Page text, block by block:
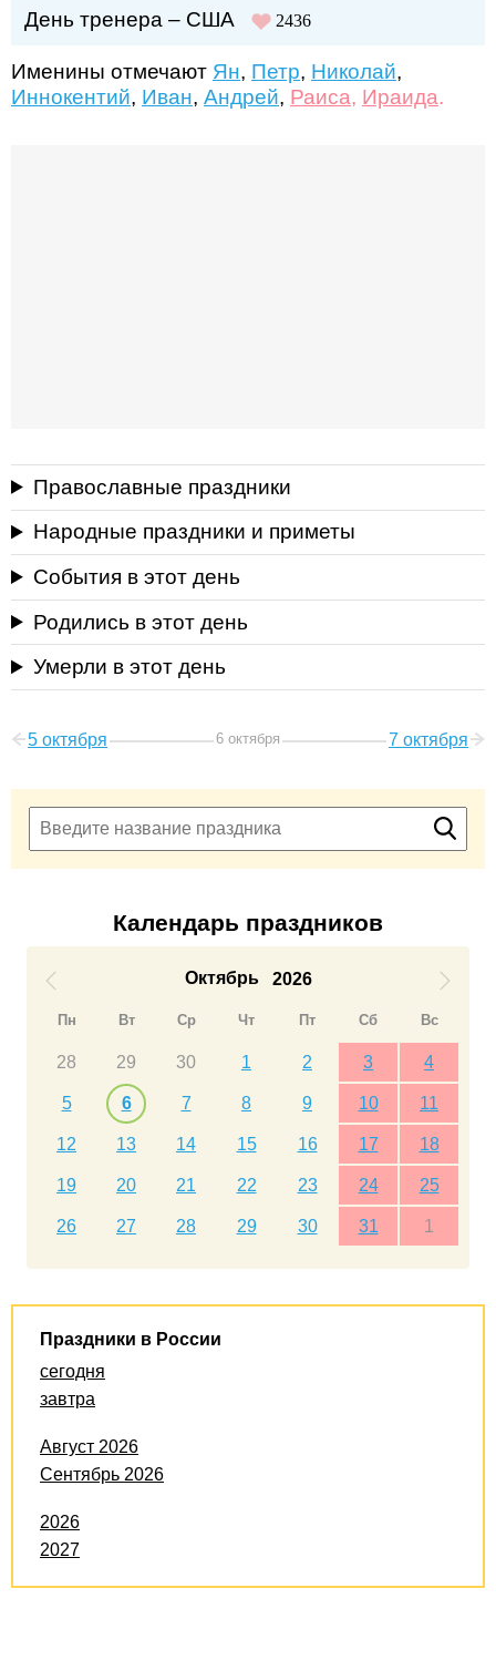
День тренера – США 2436
Именины отмечают Ян, Петр, Николай,
Иннокентий, Иван, Андрей, Раиса, Ираида.
Православные праздники
Народные праздники и приметы
События в этот день
Родились в этот день
Умерли в этот день
5 октября 6 октября 7 октября
Календарь праздников
Октябрь 2026
Пн Вт Ср Чт Пт Сб Вс
28 29 30 1 2 3 4
5 6 7 8 9 10 11
12 13 14 15 16 17 18
19 20 21 22 23 24 25
26 27 28 29 30 31 1
Праздники в России
сегодня
завтра
Август 2026
Сентябрь 2026
2026
2027